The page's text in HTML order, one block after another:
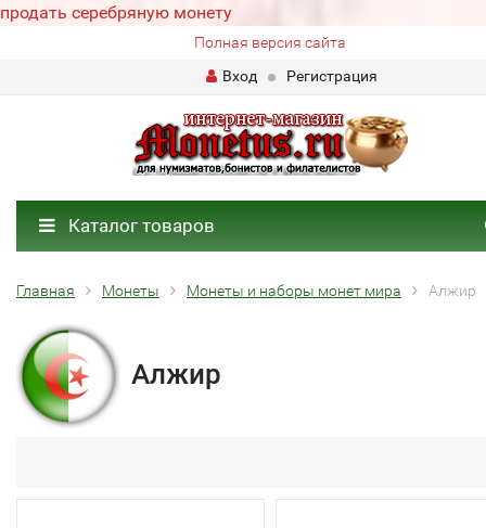
продать серебряную монету
Полная версия сайта
Вход
Регистрация
Каталог товаров
Главная Монеты Монеты и наборы монет мира Алжир
Алжир